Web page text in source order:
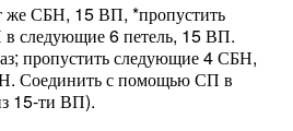
СБН, 15 ВП, *пропустить
следующие 6 петель, 15 ВП.
пропустить следующие 4 СБН,
Соединить с помощью СП в
15-ти ВП).